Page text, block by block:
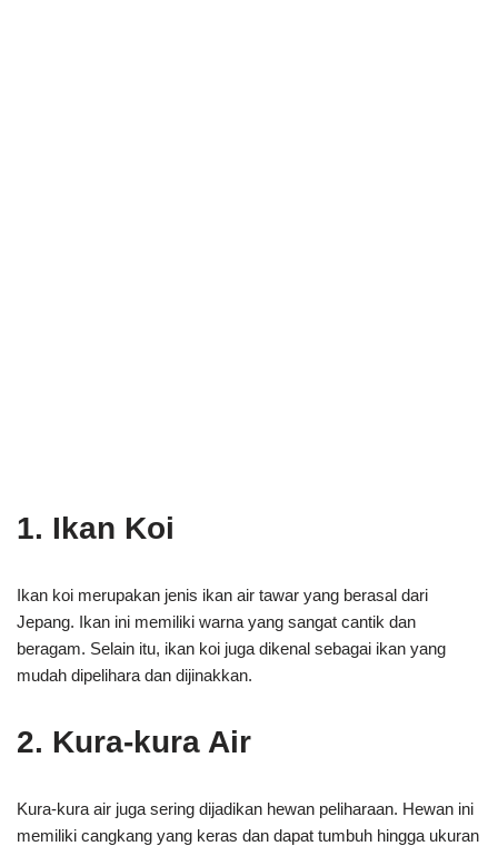
1. Ikan Koi
Ikan koi merupakan jenis ikan air tawar yang berasal dari
Jepang. Ikan ini memiliki warna yang sangat cantik dan
beragam. Selain itu, ikan koi juga dikenal sebagai ikan yang
mudah dipelihara dan dijinakkan.
2. Kura-kura Air
Kura-kura air juga sering dijadikan hewan peliharaan. Hewan ini
memiliki cangkang yang keras dan dapat tumbuh hingga ukuran